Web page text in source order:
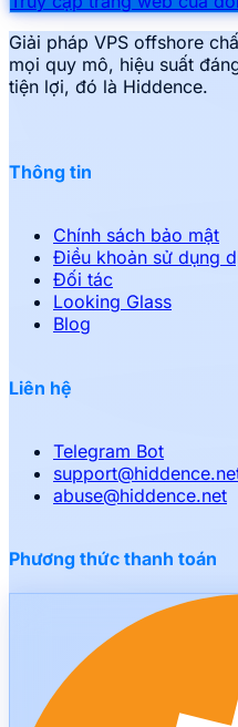
Giải pháp VPS offshore
mọi quy mô, hiệu suất
tiện lợi, đó là Hiddence.
Thông tin
Chính sách bảo mật
Điều khoản sử dụng
Đối tác
Looking Glass
Blog
Liên hệ
Telegram Bot
support@
abuse@hiddence.net
Phương thức thanh toán